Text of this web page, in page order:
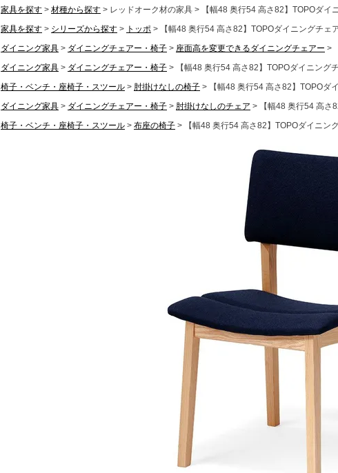
サイズオーダーテーブル
ダイニング家具
ダイニングチェアー
ベンチ
ダイニングセット
幅90～120cm未満
幅120～150cm未満
幅150cm以上
ソファー
センターテーブル
ラグ・カーペット・畳
飾り棚
スツール
クローゼ
ベッド
サイドテ
ブル
子ど
シェルフ
衣類収納
家具を探す 材種から探す レッドオーク材の家具
【幅48 奥行54 高さ82】TOPOダイ
家具を探す シリーズから探す トッポ
【幅48 奥行54 高さ82】TOPOダイニングチェ
ダイニング家具 ダイニングチェアー・椅子 座面高を変更できるダイニングチェアー
ダイニング家具 ダイニングチェアー・椅子
【幅48 奥行54 高さ82】TOPOダイニング
椅子・ベンチ・座椅子・スツール 肘掛けなしの椅子
【幅48 奥行54 高さ82】TOPOダ
ダイニング家具 ダイニングチェアー・椅子 肘掛けなしのチェア
【幅48 奥行54 高さ
椅子・ベンチ・座椅子・スツール 布座の椅子 【幅48 奥行54 高さ82】TOPOダイニン